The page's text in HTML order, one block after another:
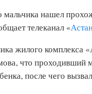
нашел
телеканал «
жилого комплекса
что
после чего